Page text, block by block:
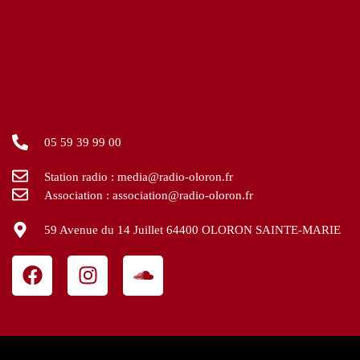
05 59 39 99 00
Station radio : media@radio-oloron.fr
Association : association@radio-oloron.fr
59 Avenue du 14 Juillet 64400 OLORON SAINTE-MARIE